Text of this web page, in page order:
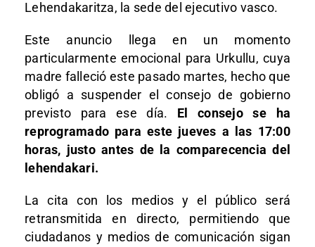
Lehendakaritza, la sede del ejecutivo vasco.
Este anuncio llega en un momento
particularmente emocional para Urkullu, cuya
madre falleció este pasado martes, hecho que
obligó a suspender el consejo de gobierno
previsto para ese día. El consejo se ha
reprogramado para este jueves a las 17:00
horas, justo antes de la comparecencia del
lehendakari.
La cita con los medios y el público será
retransmitida en directo, permitiendo que
ciudadanos y medios de comunicación sigan